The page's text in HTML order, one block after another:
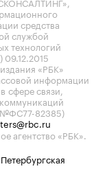
средства
службой
технологий
«РБК»
информации
сфере связи,
№ФС77-82385)
агентство «РБК».